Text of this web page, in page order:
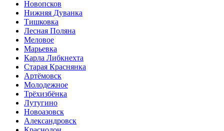
Новопсков
Нижняя Дуванка
Тишковка
Лесная Поляна
Меловое
Марьевка
Карла Либкнехта
Старая Краснянка
Артёмовск
Молодежное
Трёхизбёнка
Лутугино
Новоазовск
Александровск